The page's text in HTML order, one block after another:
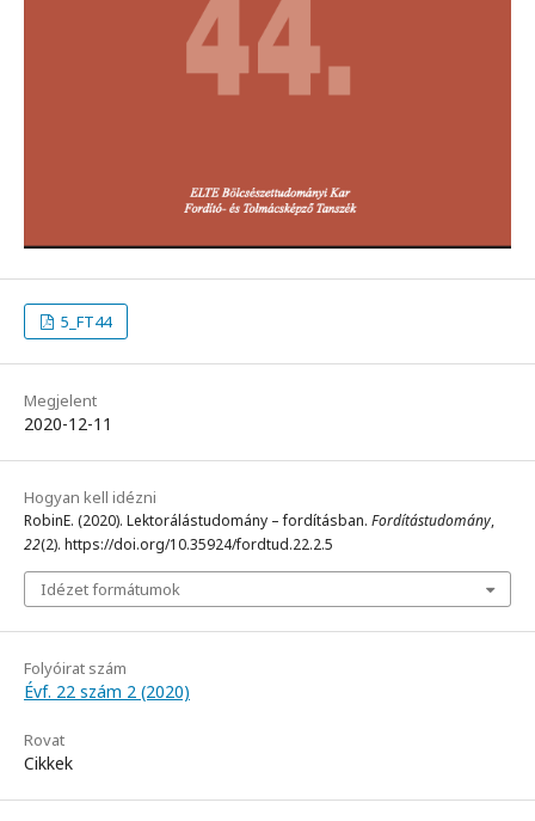
5_FT44
Megjelent
2020-12-11
Hogyan kell idézni
RobinE. (2020). Lektorálástudomány – fordításban. Fordítástudomány,
22(2). https://doi.org/10.35924/fordtud.22.2.5
Idézet formátumok
Folyóirat szám
Évf. 22 szám 2 (2020)
Rovat
Cikkek